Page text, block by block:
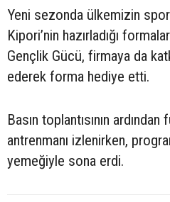
Yeni sezonda ülkemizin
Kipori’nin hazırladığı
Gençlik Gücü, firmaya da
ederek forma hediye etti.
Basın toplantısının ardından
antrenmanı izlenirken,
yemeğiyle sona erdi.